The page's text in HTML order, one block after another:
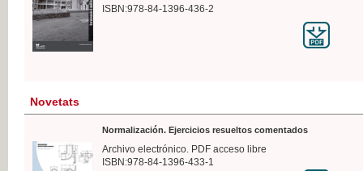
ISBN:978-84-1396-436-2
Novetats
Normalización. Ejercicios resueltos comentados
Archivo electrónico. PDF acceso libre
ISBN:978-84-1396-433-1